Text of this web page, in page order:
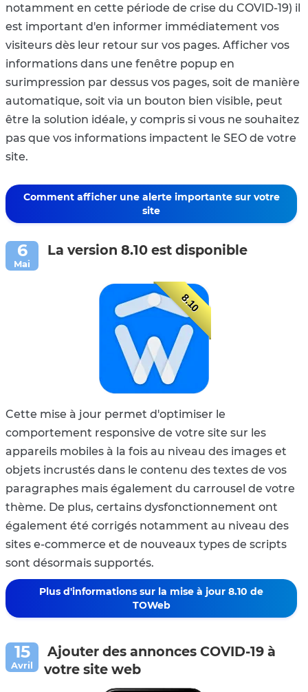
notamment en cette période de crise du COVID-19) il
est important d'en informer immédiatement vos
visiteurs dès leur retour sur vos pages. Afficher vos
informations dans une fenêtre popup en
surimpression par dessus vos pages, soit de manière
automatique, soit via un bouton bien visible, peut
être la solution idéale, y compris si vous ne souhaitez
pas que vos informations impactent le SEO de votre
site.
Comment afficher une alerte importante sur votre
site
La version 8.10 est disponible
8.10
Cette mise à jour permet d'optimiser le
comportement responsive de votre site sur les
appareils mobiles à la fois au niveau des images et
objets incrustés dans le contenu des textes de vos
paragraphes mais également du carrousel de votre
thème. De plus, certains dysfonctionnement ont
également été corrigés notamment au niveau des
sites e-commerce et de nouveaux types de scripts
sont désormais supportés.
Plus d'informations sur la mise à jour 8.10 de
TOWeb
Ajouter des annonces COVID-19 à
votre site web